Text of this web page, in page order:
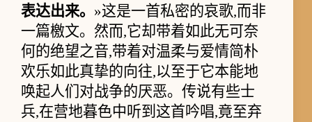
表达出来。 »这是一首私密的哀歌,而非
一篇檄文。然而,它却带着如此无可奈
何的绝望之音,带着对温柔与爱情简朴
欢乐如此真挚的向往,以至于它本能地
唤起人们对战争的厌恶。传说有些士
兵,在营地暮色中听到这首吟唱,竟至弃